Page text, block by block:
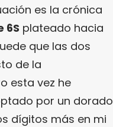
es la crónica
6S plateado hacia
que las dos
de la
esta vez he
por un dorado
dígitos más en mi